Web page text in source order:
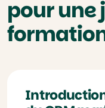
pour une